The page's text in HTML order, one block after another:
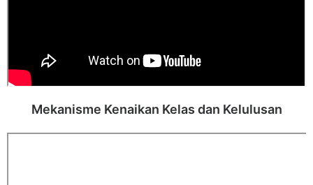
Mekanisme Kenaikan Kelas dan Kelulusan